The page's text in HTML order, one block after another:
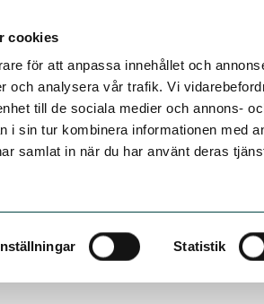
cookies
för att anpassa innehållet och
och analysera vår trafik. Vi
till de sociala medier och annons-
i sin tur kombinera informationen med
samlat in när du har använt deras
Statistik
Sök SPUR-rapporter Hitta